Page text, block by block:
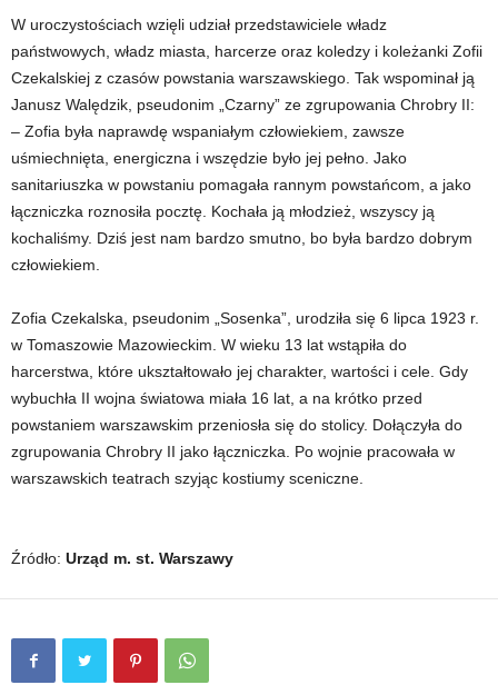
W uroczystościach wzięli udział przedstawiciele władz
państwowych, władz miasta, harcerze oraz koledzy i koleżanki Zofii
Czekalskiej z czasów powstania warszawskiego. Tak wspominał ją
Janusz Walędzik, pseudonim „Czarny” ze zgrupowania Chrobry II:
– Zofia była naprawdę wspaniałym człowiekiem, zawsze
uśmiechnięta, energiczna i wszędzie było jej pełno. Jako
sanitariuszka w powstaniu pomagała rannym powstańcom, a jako
łączniczka roznosiła pocztę. Kochała ją młodzież, wszyscy ją
kochaliśmy. Dziś jest nam bardzo smutno, bo była bardzo dobrym
człowiekiem.
Zofia Czekalska, pseudonim „Sosenka”, urodziła się 6 lipca 1923 r.
w Tomaszowie Mazowieckim. W wieku 13 lat wstąpiła do
harcerstwa, które ukształtowało jej charakter, wartości i cele. Gdy
wybuchła II wojna światowa miała 16 lat, a na krótko przed
powstaniem warszawskim przeniosła się do stolicy. Dołączyła do
zgrupowania Chrobry II jako łączniczka. Po wojnie pracowała w
warszawskich teatrach szyjąc kostiumy sceniczne.
Źródło: Urząd m. st. Warszawy